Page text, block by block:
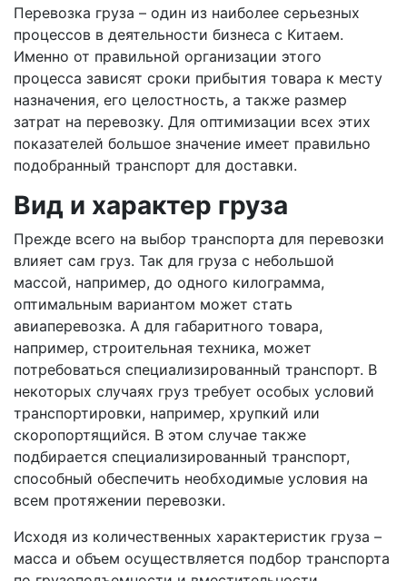
Перевозка груза – один из наиболее серьезных
процессов в деятельности бизнеса с Китаем.
Именно от правильной организации этого
процесса зависят сроки прибытия товара к месту
назначения, его целостность, а также размер
затрат на перевозку. Для оптимизации всех этих
показателей большое значение имеет правильно
подобранный транспорт для доставки.
Вид и характер груза
Прежде всего на выбор транспорта для перевозки
влияет сам груз. Так для груза с небольшой
массой, например, до одного килограмма,
оптимальным вариантом может стать
авиаперевозка. А для габаритного товара,
например, строительная техника, может
потребоваться специализированный транспорт. В
некоторых случаях груз требует особых условий
транспортировки, например, хрупкий или
скоропортящийся. В этом случае также
подбирается специализированный транспорт,
способный обеспечить необходимые условия на
всем протяжении перевозки.
Исходя из количественных характеристик груза –
масса и объем осуществляется подбор транспорта